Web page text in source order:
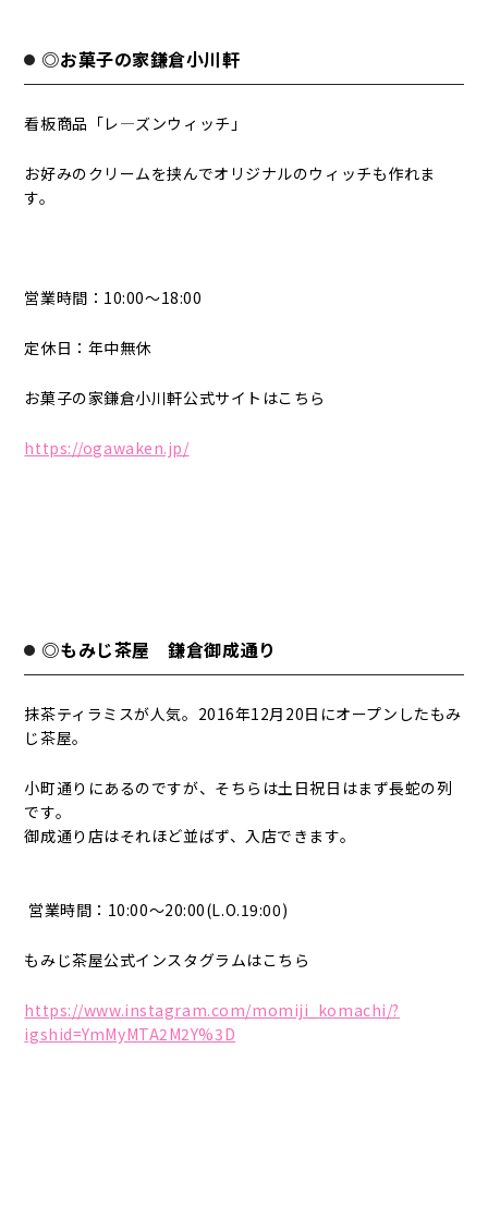
◎お菓子の家鎌倉小川軒
看板商品「レ―ズンウィッチ」
お好みのクリームを挟んでオリジナルのウィッチも作れま
す。
営業時間：10:00～18:00
定休日：年中無休
お菓子の家鎌倉小川軒公式サイトはこちら
https://ogawaken.jp/
◎もみじ茶屋 鎌倉御成通り
抹茶ティラミスが人気。2016年12月20日にオープンしたもみ
じ茶屋。
小町通りにあるのですが、そちらは土日祝日はまず長蛇の列
です。
御成通り店はそれほど並ばず、入店できます。
営業時間：10:00～20:00(L.O.19:00)
もみじ茶屋公式インスタグラムはこちら
https://www.instagram.com/momiji_komachi/?
igshid=YmMyMTA2M2Y%3D